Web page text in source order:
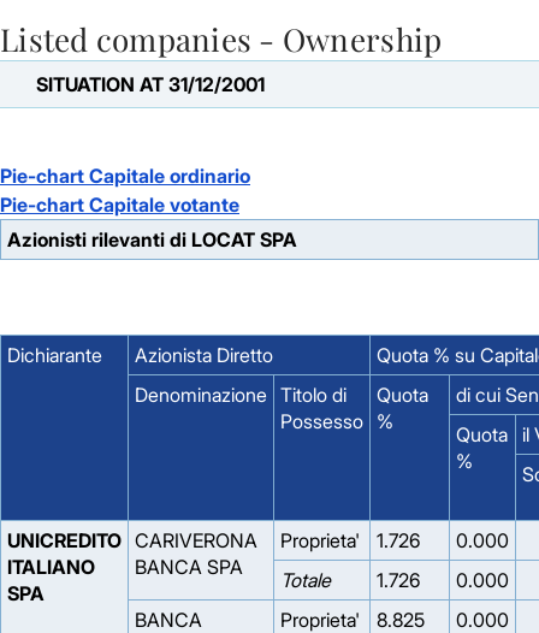
Skip to Main Content
Listed companies - Ownership
SITUATION AT 31/12/2001
Pie-chart Capitale ordinario
Pie-chart Capitale votante
Azionisti rilevanti di LOCAT SPA
Dichiarante Azionista Diretto
Quota % su
Denominazione Titolo di
Possesso
Quota
%
di cui
Quota
%
il
UNICREDITO
ITALIANO
SPA
CARIVERONA
BANCA SPA
Proprieta' 1.726
0.000
Totale
1.726
0.000
BANCA
Proprieta' 8.825
0.000